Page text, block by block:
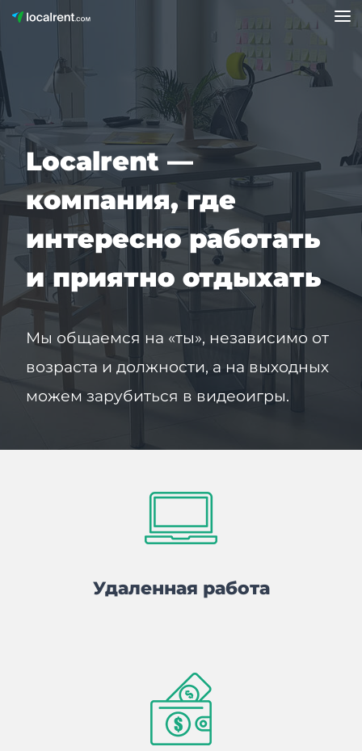
Localrent —
компания, где
интересно работать
и приятно отдыхать
Мы общаемся на «ты», независимо от
возраста и должности, а на выходных
можем зарубиться в видеоигры.
Удаленная работа